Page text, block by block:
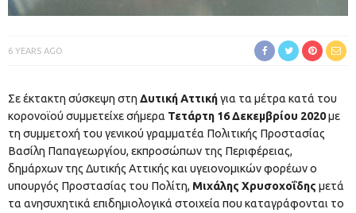
6 YEARS AGO
Σε έκτακτη σύσκεψη στη Δυτική Αττικήγια τα μέτρα κατά του
κορονοϊού συμμετείχε σήμερα Τετάρτη 16 Δεκεμβρίου 2020με
τη συμμετοχή του γενικού γραμματέα Πολιτικής Προστασίας
Βασίλη Παπαγεωργίου, εκπροσώπων της Περιφέρειας,
δημάρχων της Δυτικής Αττικής και υγειονομικών φορέων ο
υπουργός Προστασίας του Πολίτη, Μιχάλης Χρυσοχοΐδης μετά
τα ανησυχητικά επιδημιολογικά στοιχεία που καταγράφονται το